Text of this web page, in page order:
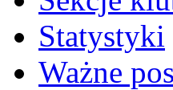
Statystyki
Ważne